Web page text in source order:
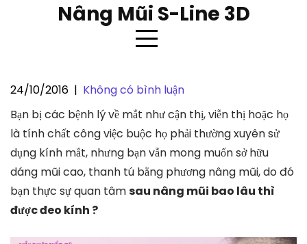
Nâng Mũi S-Line 3D
Sau nâng mũi bao lâu thì được
đeo kính ?
24/10/2016 | Không có bình luận
Bạn bị các bệnh lý về mắt như cận thị, viễn thị hoặc họ
là tính chất công việc buộc họ phải thường xuyên sử
dụng kính mắt, nhưng bạn vẫn mong muốn sở hữu
dáng mũi cao, thanh tú bằng phương nâng mũi, do đó
bạn thực sự quan tâmsau nâng mũi bao lâu thì
được đeo kính ?